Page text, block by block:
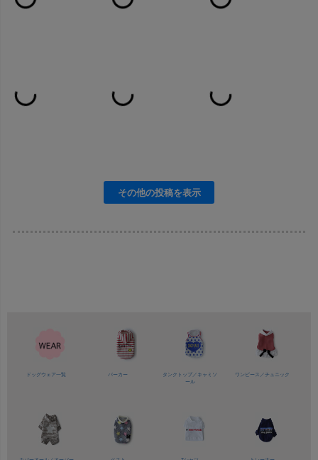
ドッグウェア一覧 パーカー タンクトップ／ キャミソ
ール
ワンピース／チュニック